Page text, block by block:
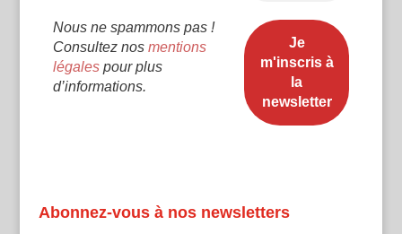
Nous ne spammons pas !
Consultez nos mentions
légalespour plus
d’informations.
Abonnez-vous à nos newsletters